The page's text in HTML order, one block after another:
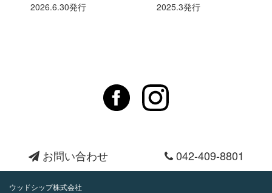
2026.6.30発行
2025.3発行
お問い合わせ 042-409-8801
ウッドシップ株式会社